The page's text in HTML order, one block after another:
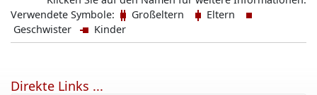
Verwendete Symbole:
Großeltern
Eltern
Geschwister
Kinder
Direkte Links ...